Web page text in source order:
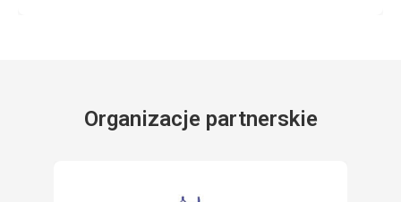
Organizacje partnerskie